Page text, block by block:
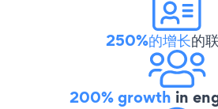
250%的增长的
200% growth in